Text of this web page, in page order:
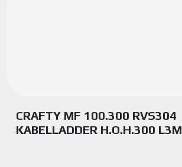
CRAFTY MF 100.300 RVS304
KABELLADDER H.O.H.300 L3M